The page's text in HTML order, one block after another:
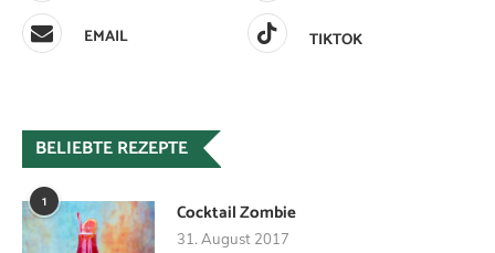
EMAIL
TIKTOK
BELIEBTE REZEPTE
1 Cocktail Zombie
31. August 2017